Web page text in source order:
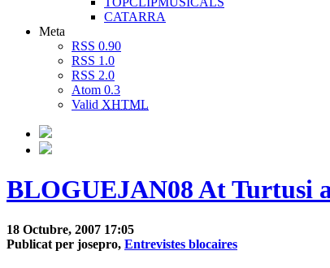
CATARRA
Meta
RSS 0.90
RSS 1.0
RSS 2.0
Atom 0.3
Valid XHTML
BLOGUEJAN08 At Turtusi
18 Octubre, 2007 17:05
Publicat per josepro, Entrevistes blocaires